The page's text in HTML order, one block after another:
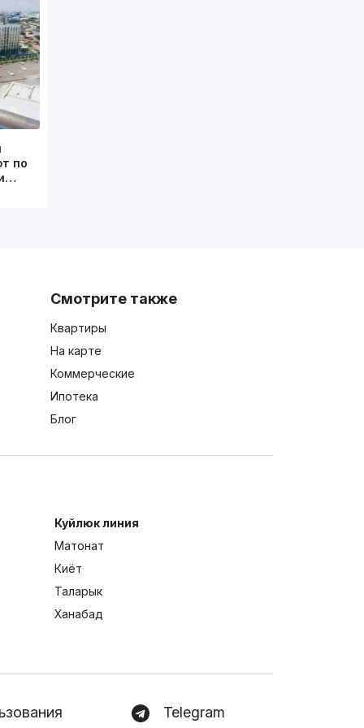
по
Смотрите также
Квартиры
На карте
Коммерческие
Ипотека
Блог
Куйлюк линия
Матонат
Киёт
Таларык
Ханабад
Telegram